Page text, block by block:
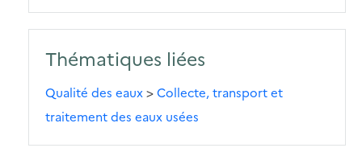
Thématiques liées
Qualité des eaux>Collecte, transport et
traitement des eaux usées